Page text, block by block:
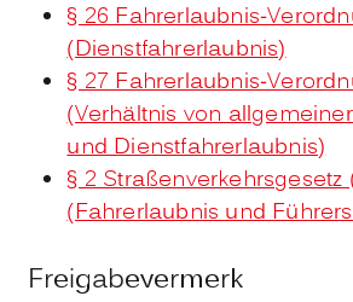
§ 26 Fahrerlaubnis-
(Dienstfahrerlaubnis)
§ 27 Fahrerlaubnis-
(Verhältnis von
und Dienstfahrerlaubnis)
§ 2 Straßenverkehrsgesetz
(Fahrerlaubnis und
Freigabevermerk